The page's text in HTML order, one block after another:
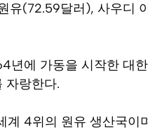
유(72.59달러), 사우디
년에 가동을 시작한 대
자랑한다.
4위의 원유 생산국이